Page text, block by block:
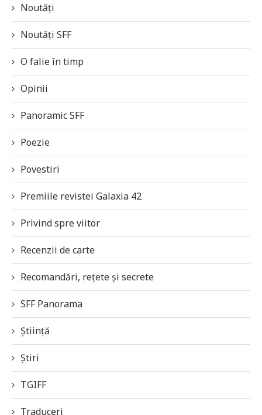
Noutăți
Noutăți SFF
O falie în timp
Opinii
Panoramic SFF
Poezie
Povestiri
Premiile revistei Galaxia 42
Privind spre viitor
Recenzii de carte
Recomandări, rețete și secrete
SFF Panorama
Știință
Știri
TGIFF
Traduceri